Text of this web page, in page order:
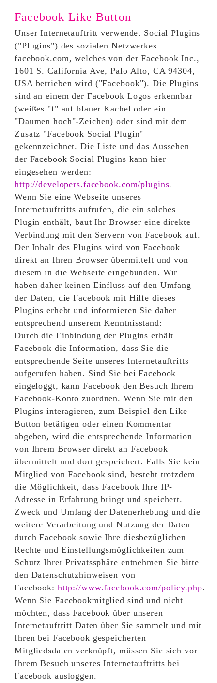
Facebook Like Button
Unser Internetauftritt verwendet Social Plugins
("Plugins") des sozialen Netzwerkes
facebook.com, welches von der Facebook Inc.,
1601 S. California Ave, Palo Alto, CA 94304,
USA betrieben wird ("Facebook"). Die Plugins
sind an einem der Facebook Logos erkennbar
(weißes "f" auf blauer Kachel oder ein
"Daumen hoch"-Zeichen) oder sind mit dem
Zusatz "Facebook Social Plugin"
gekennzeichnet. Die Liste und das Aussehen
der Facebook Social Plugins kann hier
eingesehen werden:
http://developers.facebook.com/plugins.
Wenn Sie eine Webseite unseres
Internetauftritts aufrufen, die ein solches
Plugin enthält, baut Ihr Browser eine direkte
Verbindung mit den Servern von Facebook auf.
Der Inhalt des Plugins wird von Facebook
direkt an Ihren Browser übermittelt und von
diesem in die Webseite eingebunden. Wir
haben daher keinen Einfluss auf den Umfang
der Daten, die Facebook mit Hilfe dieses
Plugins erhebt und informieren Sie daher
entsprechend unserem Kenntnisstand:
Durch die Einbindung der Plugins erhält
Facebook die Information, dass Sie die
entsprechende Seite unseres Internetauftritts
aufgerufen haben. Sind Sie bei Facebook
eingeloggt, kann Facebook den Besuch Ihrem
Facebook-Konto zuordnen. Wenn Sie mit den
Plugins interagieren, zum Beispiel den Like
Button betätigen oder einen Kommentar
abgeben, wird die entsprechende Information
von Ihrem Browser direkt an Facebook
übermittelt und dort gespeichert. Falls Sie kein
Mitglied von Facebook sind, besteht trotzdem
die Möglichkeit, dass Facebook Ihre IP-
Adresse in Erfahrung bringt und speichert.
Zweck und Umfang der Datenerhebung und die
weitere Verarbeitung und Nutzung der Daten
durch Facebook sowie Ihre diesbezüglichen
Rechte und Einstellungsmöglichkeiten zum
Schutz Ihrer Privatssphäre entnehmen Sie bitte
den Datenschutzhinweisen von
Facebook: http://www.facebook.com/policy.php.
Wenn Sie Facebookmitglied sind und nicht
möchten, dass Facebook über unseren
Internetauftritt Daten über Sie sammelt und mit
Ihren bei Facebook gespeicherten
Mitgliedsdaten verknüpft, müssen Sie sich vor
Ihrem Besuch unseres Internetauftritts bei
Facebook ausloggen.